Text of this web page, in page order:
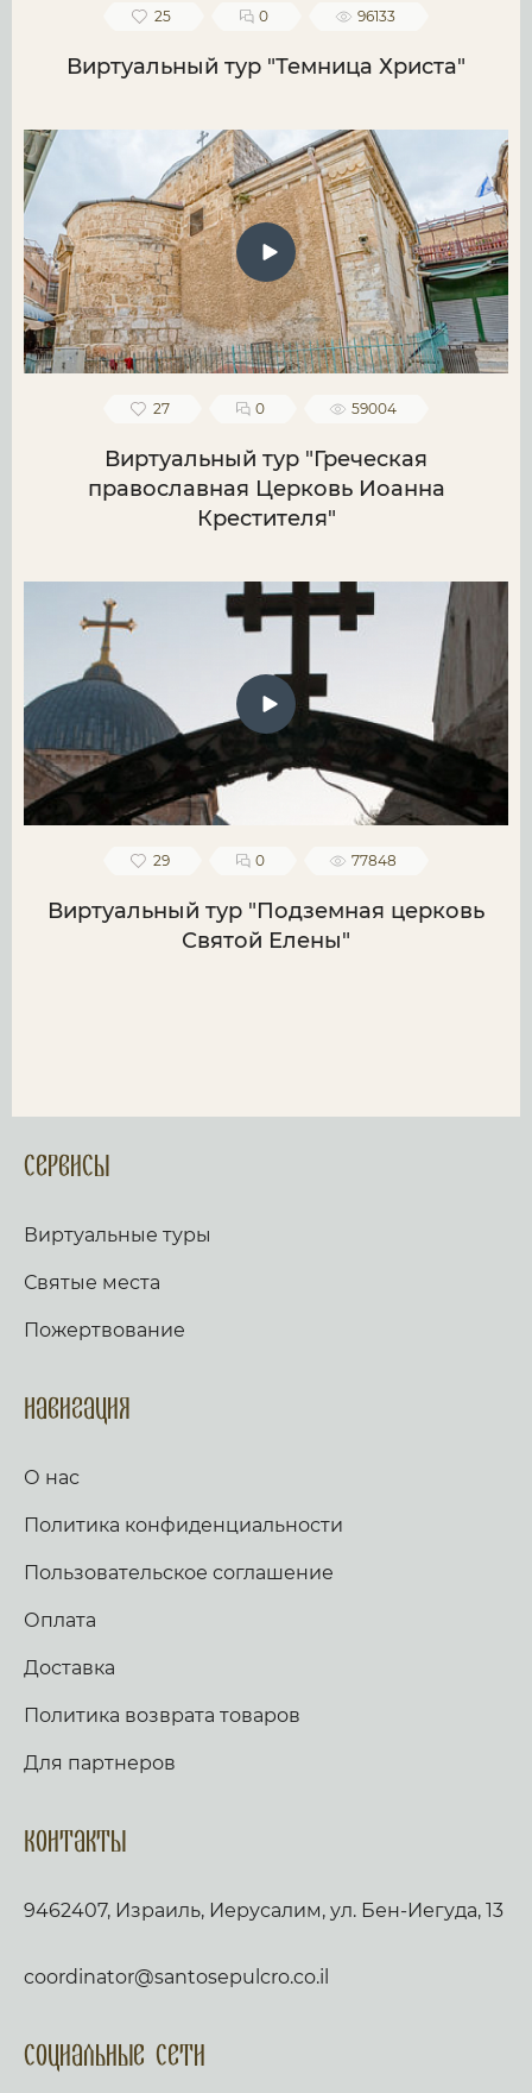
25 0 96133
Виртуальный тур "Темница Христа"
27 0 59004
Виртуальный тур "Греческая
православная Церковь Иоанна
Крестителя"
29 0 77848
Виртуальный тур "Подземная церковь
Святой Елены"
Сервисы
Виртуальные туры
Святые места
Пожертвование
Навигация
О нас
Политика конфиденциальности
Пользовательское соглашение
Оплата
Доставка
Политика возврата товаров
Для партнеров
Контакты
9462407, Израиль, Иерусалим, ул. Бен-Иегуда, 13
coordinator@santosepulcro.co.il
Социальные сети